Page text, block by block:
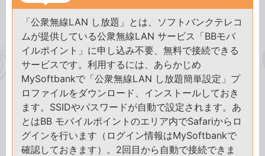
「公衆無線LAN し放題」とは、ソフトバンクテレコ
ムが提供している公衆無線LAN サービス「BBモバ
イルポイント」に申し込み不要、無料で接続できる
サービスです。利用するには、あらかじめ
MySoftbankで「公衆無線LAN し放題簡単設定」プ
ロファイルをダウンロード、インストールしておき
ます。SSIDやパスワードが自動で設定されます。あ
とはBB モバイルポイントのエリア内でSafariからロ
グインを行います（ログイン情報はMySoftbankで
確認しておきます）。2回目から自動で接続できま